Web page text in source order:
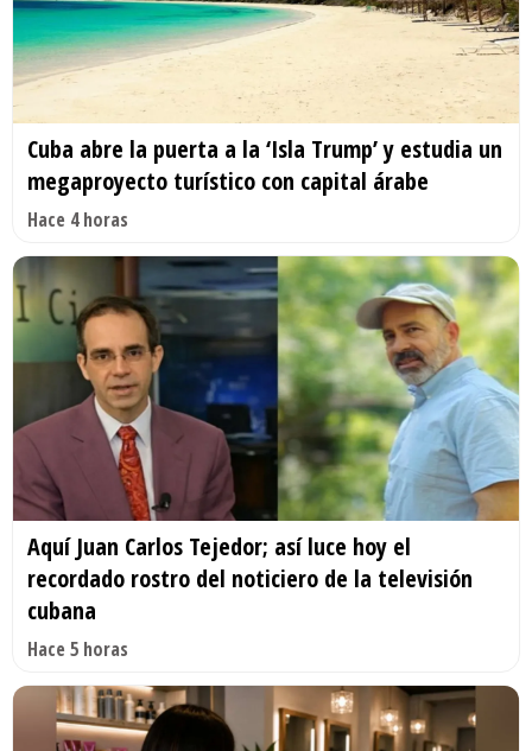
Cuba abre la puerta a la ‘Isla Trump’ y estudia un
megaproyecto turístico con capital árabe
Hace 4 horas
Aquí Juan Carlos Tejedor; así luce hoy el
recordado rostro del noticiero de la televisión
cubana
Hace 5 horas